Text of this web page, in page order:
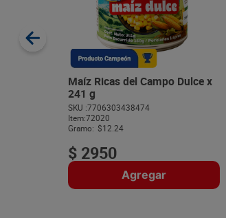
Maíz Ricas del Campo Dulce x
241 g
SKU :7706303438474
Item:72020
Gramo: $12.24
$ 2950
Agregar